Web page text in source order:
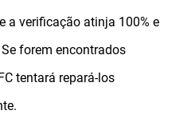
a verificação atinja 100% e
forem encontrados
tentará repará-los